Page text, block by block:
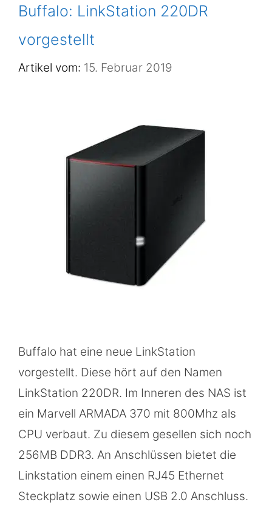
Buffalo: LinkStation 220DR
vorgestellt
15. Februar 2019
Buffalo hat eine neue LinkStation
vorgestellt. Diese hört auf den Namen
LinkStation 220DR. Im Inneren des NAS ist
ein Marvell ARMADA 370 mit 800Mhz als
CPU verbaut. Zu diesem gesellen sich noch
256MB DDR3. An Anschlüssen bietet die
Linkstation einem einen RJ45 Ethernet
Steckplatz sowie einen USB 2.0 Anschluss.